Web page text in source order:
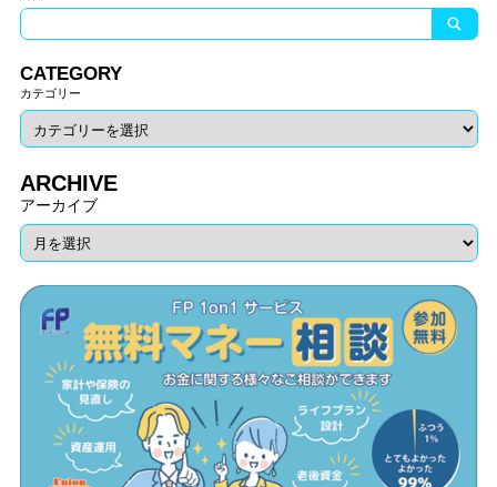
CATEGORY
カテゴリー
ARCHIVE
アーカイブ